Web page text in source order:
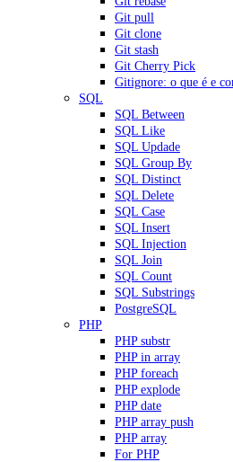
Git pull
Git clone
Git stash
Git Cherry Pick
Gitignore: o que é e
SQL
SQL Between
SQL Like
SQL Updade
SQL Group By
SQL Distinct
SQL Delete
SQL Case
SQL Insert
SQL Injection
SQL Join
SQL Count
SQL Substrings
PostgreSQL
PHP
PHP substr
PHP in array
PHP foreach
PHP explode
PHP date
PHP array push
PHP array
For PHP